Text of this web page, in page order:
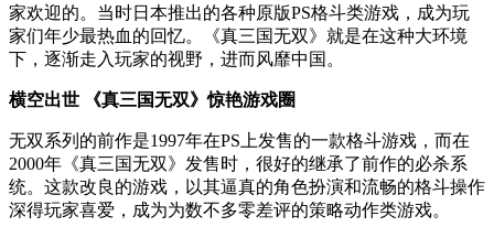
家欢迎的。当时日本推出的各种原版PS格斗类游戏，成为玩
家们年少最热血的回忆。《真三国无双》就是在这种大环境
下，逐渐走入玩家的视野，进而风靡中国。
横空出世 《真三国无双》惊艳游戏圈
无双系列的前作是1997年在PS上发售的一款格斗游戏，而在
2000年《真三国无双》发售时，很好的继承了前作的必杀系
统。这款改良的游戏，以其逼真的角色扮演和流畅的格斗操作
深得玩家喜爱，成为为数不多零差评的策略动作类游戏。